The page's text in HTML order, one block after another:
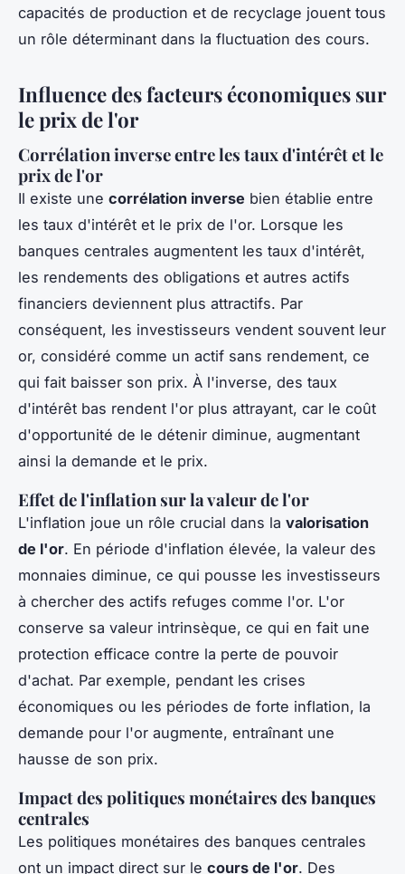
capacités de production et de recyclage jouent tous
un rôle déterminant dans la fluctuation des cours.
Influence des facteurs économiques sur
le prix de l'or
Corrélation inverse entre les taux d'intérêt et le
prix de l'or
Il existe une corrélation inverse bien établie entre
les taux d'intérêt et le prix de l'or. Lorsque les
banques centrales augmentent les taux d'intérêt,
les rendements des obligations et autres actifs
financiers deviennent plus attractifs. Par
conséquent, les investisseurs vendent souvent leur
or, considéré comme un actif sans rendement, ce
qui fait baisser son prix. À l'inverse, des taux
d'intérêt bas rendent l'or plus attrayant, car le coût
d'opportunité de le détenir diminue, augmentant
ainsi la demande et le prix.
Effet de l'inflation sur la valeur de l'or
L'inflation joue un rôle crucial dans la valorisation
de l'or. En période d'inflation élevée, la valeur des
monnaies diminue, ce qui pousse les investisseurs
à chercher des actifs refuges comme l'or. L'or
conserve sa valeur intrinsèque, ce qui en fait une
protection efficace contre la perte de pouvoir
d'achat. Par exemple, pendant les crises
économiques ou les périodes de forte inflation, la
demande pour l'or augmente, entraînant une
hausse de son prix.
Impact des politiques monétaires des banques
centrales
Les politiques monétaires des banques centrales
ont un impact direct sur le cours de l'or. Des